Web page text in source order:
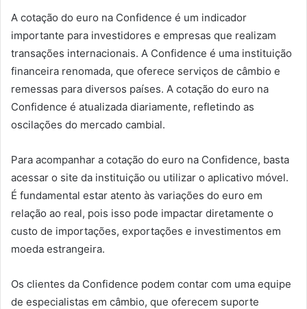
A cotação do euro na Confidence é um indicador
importante para investidores e empresas que realizam
transações internacionais. A Confidence é uma instituição
financeira renomada, que oferece serviços de câmbio e
remessas para diversos países. A cotação do euro na
Confidence é atualizada diariamente, refletindo as
oscilações do mercado cambial.
Para acompanhar a cotação do euro na Confidence, basta
acessar o site da instituição ou utilizar o aplicativo móvel.
É fundamental estar atento às variações do euro em
relação ao real, pois isso pode impactar diretamente o
custo de importações, exportações e investimentos em
moeda estrangeira.
Os clientes da Confidence podem contar com uma equipe
de especialistas em câmbio, que oferecem suporte